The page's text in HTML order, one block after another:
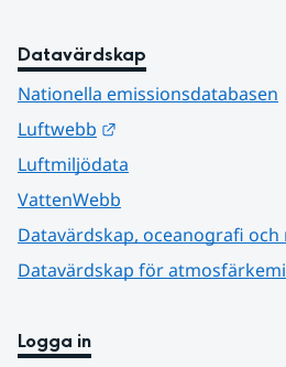
Datavärdskap
Nationella emissionsdatabasen
Luftwebb
Luftmiljödata
VattenWebb
Datavärdskap, oceanografi
Datavärdskap för atmosfärkemi
Logga in